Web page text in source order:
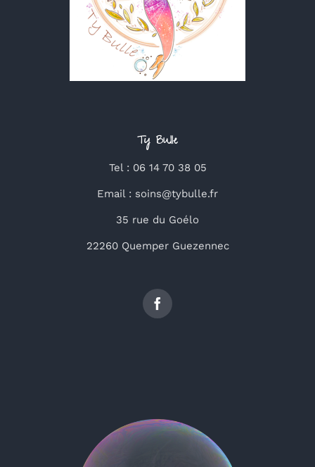
Ty Bulle
Tel : 06 14 70 38 05
Email : soins@tybulle.fr
35 rue du Goélo
22260 Quemper Guezennec